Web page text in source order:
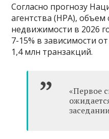
Согласно прогнозу
агентства (НРА),
недвижимости в 2026
7-15% в зависимости
1,4 млн транзакций.
«Первое